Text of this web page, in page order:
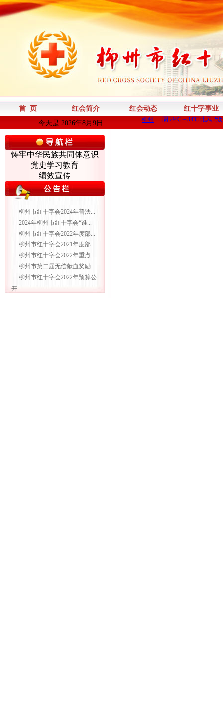
首 页 红会简介 红会动态
红十字事业
今天是:2026年8月9日
铸牢中华民族共同体意识
党史学习教育
绩效宣传
柳州市红十字会2024年普法...
2024年柳州市红十字会“谁...
柳州市红十字会2022年度部...
柳州市红十字会2021年度部...
柳州市红十字会2022年重点...
柳州市第二届无偿献血奖励...
柳州市红十字会2022年预算公
开